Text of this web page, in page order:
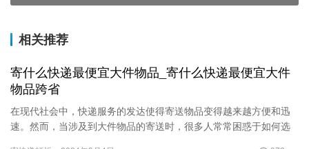
相关推荐
寄什么快递最便宜大件物品_寄什么快递最便宜大件
物品跨省
在现代社会中，快递服务的发达使得寄送物品变得越来越方便和迅
速。然而，当涉及到大件物品的寄送时，很多人常常困惑于如何选